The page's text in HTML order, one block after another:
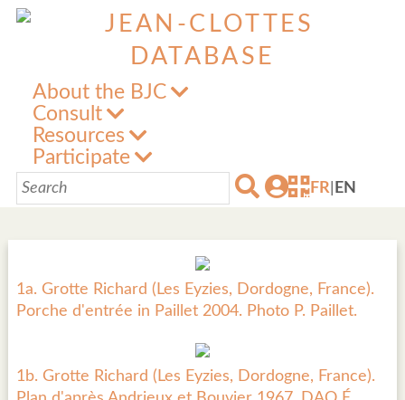
About the BJC
Consult
Resources
Participate
FR EN
1a. Grotte Richard (Les Eyzies, Dordogne, France).
Porche d'entrée in Paillet 2004. Photo P. Paillet.
1b. Grotte Richard (Les Eyzies, Dordogne, France).